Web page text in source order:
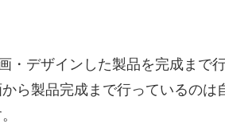
・デザインした製品を完成まで
ら製品完成まで行っているのは